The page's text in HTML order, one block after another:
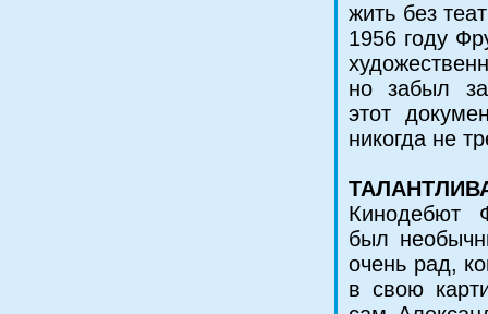
жить без
1956 году
но забыл
этот
никогда не
Кинодебют
был
очень рад,
в свою